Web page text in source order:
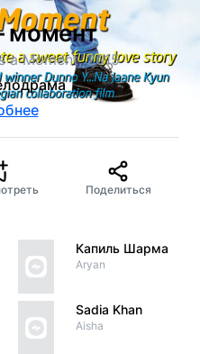
a Moment, 2015
Поделиться
Капиль Шарма
Aryan
Sadia Khan
Aisha